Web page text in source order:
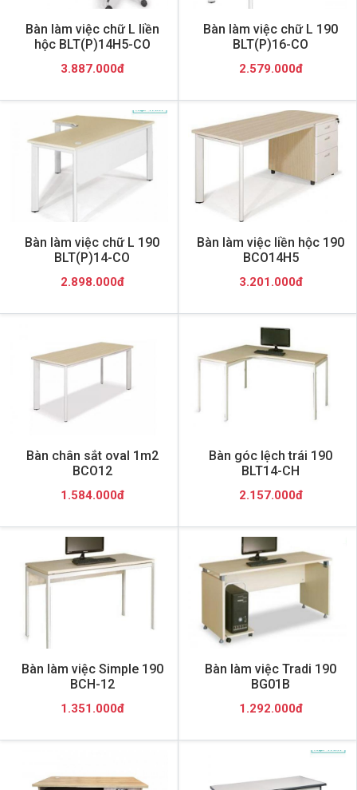
Bàn làm việc chữ L liền
hộc BLT(P)14H5-CO
3.887.000đ
Bàn làm việc chữ L 190
BLT(P)16-CO
2.579.000đ
Bàn làm việc chữ L 190
BLT(P)14-CO
2.898.000đ
Bàn làm việc liền hộc 190
BCO14H5
3.201.000đ
Bàn chân sắt oval 1m2
BCO12
1.584.000đ
Bàn góc lệch trái 190
BLT14-CH
2.157.000đ
Bàn làm việc Simple 190
BCH-12
1.351.000đ
Bàn làm việc Tradi 190
BG01B
1.292.000đ